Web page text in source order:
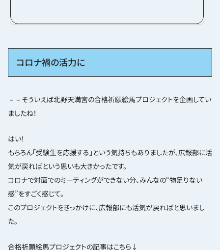
都の魅力を紹介していきたいと思います。田舎もん
合で全国を転々とするいわゆる“転勤族”でした。
横浜や...
コロナ禍の活力に
－－そういえば北野天満宮の合格祈願絵馬プロジェクトを企画してい
ましたね！
はい！
もちろん「受験生を応援する」という気持ちもありましたが、広報部に活
気が戻ればという思いも大きかったです。
コロナで対面でのミーティングができない分、みんなの“物足りない
感”をすごく感じて。
このプロジェクトをきっかけに、広報部にも活気が戻ればと思いまし
た。
合格祈願絵馬プロジェクトの記事はこちら↓